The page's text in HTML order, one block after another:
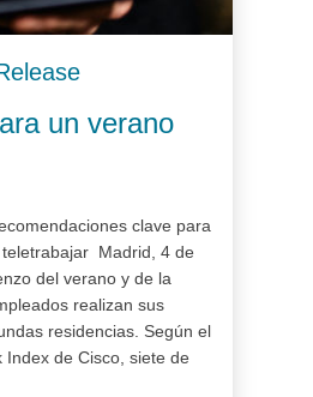
un verano
clave para
Madrid, 4 de
del verano y de la
realizan sus
residencias. Según el
de Cisco, siete de